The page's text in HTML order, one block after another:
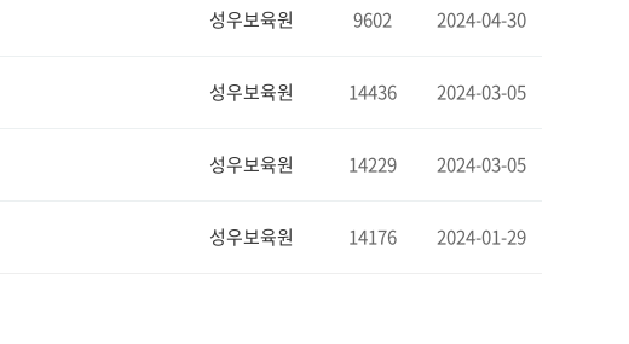
성우보육원 9602 2024-04-30
성우보육원 14436 2024-03-05
성우보육원 14229 2024-03-05
성우보육원 14176 2024-01-29